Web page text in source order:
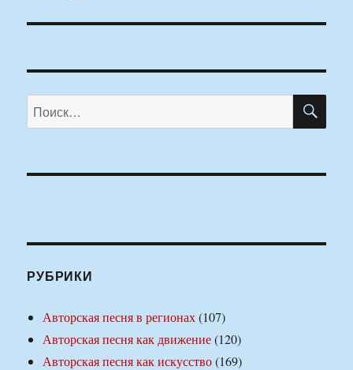
Искать:
РУБРИКИ
Авторская песня в регионах(107)
Авторская песня как движение(120)
Авторская песня как искусство(169)